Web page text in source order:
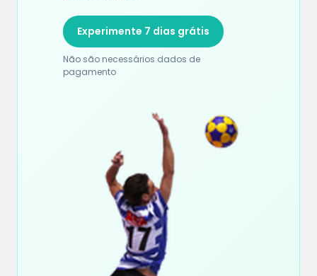
Experimente 7 dias grátis
Não são necessários dados de
pagamento